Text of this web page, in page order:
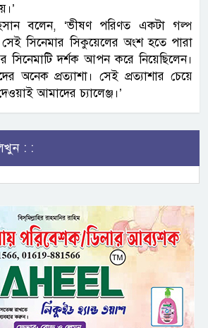
বলেন, ‘ভীষণ পরিণত একটা গল্প
সেই সিনেমার সিকুয়েলের অংশ হতে পারা
দর্শক আপন করে নিয়েছিলেন।
অনেক প্রত্যাশা। সেই প্রত্যাশার চেয়ে
আমাদের চ্যালেঞ্জ।’
: :